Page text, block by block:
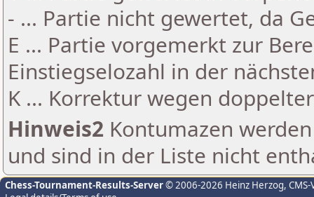
- ... Partie nicht gewertet, da
E ... Partie vorgemerkt zur
Einstiegselozahl in der
K ... Korrektur wegen
Hinweis2 Kontumazen
und sind in der Liste nicht
Chess-Tournament-Results-Server© 2006-2026 Heinz Herzog,